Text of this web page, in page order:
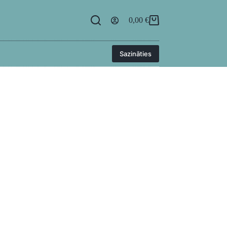
0,00 €
Sazināties